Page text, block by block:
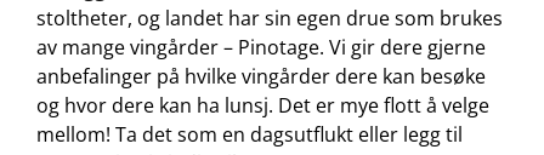
stoltheter, og landet har sin egen drue som brukes
av mange vingårder – Pinotage. Vi gir dere gjerne
anbefalinger på hvilke vingårder dere kan besøke
og hvor dere kan ha lunsj. Det er mye flott å velge
mellom! Ta det som en dagsutflukt eller legg til